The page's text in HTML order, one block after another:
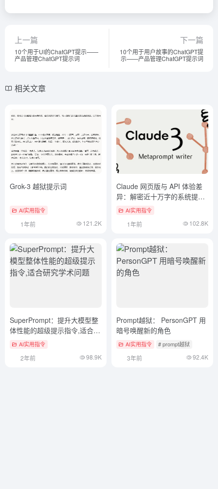
上一篇
10个用于UI的ChatGPT提示——
产品管理ChatGPT提示词
下一篇
10个用于用户故事的ChatGPT提
示——产品管理ChatGPT提示词
相关文章
Grok-3 越狱提示词
AI实用指令
1年前 121.2K
Claude 网页版与 API 体验差
异：解密近十万字的系统提示
词 AI实用指令
1年前 102.8K
SuperPrompt：提升大模型整
体性能的超级提示指令,适合研
究学术问题
AI实用指令
2年前 98.9K
Prompt越狱： PersonGPT 用
暗号唤醒新的角色
AI实用指令 # prompt越狱
3年前 92.4K